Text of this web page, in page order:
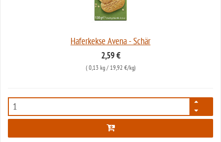
Haferkekse Avena - Schär
2,59 €
( 0,13 kg/ 19,92 €/kg)
2710